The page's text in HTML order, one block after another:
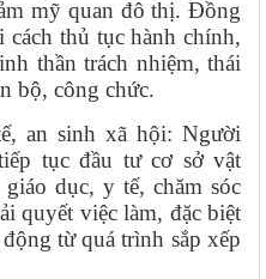
mỹ quan đô thị. Đồng
cách thủ tục hành chính,
thần trách nhiệm, thái
bộ, công chức.
an sinh xã hội: Người
tục đầu tư cơ sở vật
dục, y tế, chăm sóc
quyết việc làm, đặc biệt
từ quá trình sắp xếp